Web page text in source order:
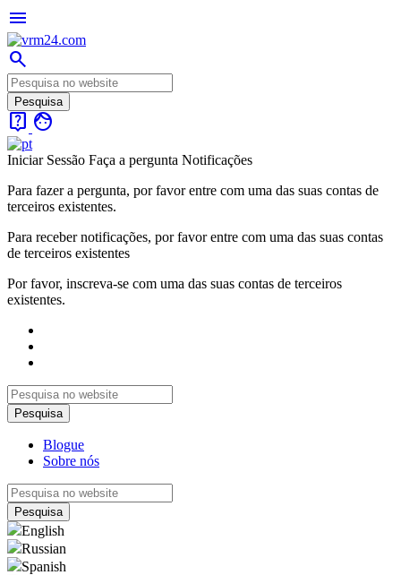
menu
search
live_help face
Iniciar Sessão Faça a pergunta Notificações
Para fazer a pergunta, por favor entre com uma das suas contas de
terceiros existentes.
Para receber notificações, por favor entre com uma das suas contas
de terceiros existentes
Por favor, inscreva-se com uma das suas contas de terceiros
existentes.
Blogue
Sobre nós
English
Russian
Spanish